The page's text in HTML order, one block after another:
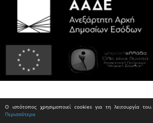
Ο ιστότοπος χρησιμοποιεί cookies για τη λειτουργία του.
Περισσότερα